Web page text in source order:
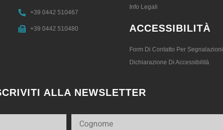
+39 0442 510467
+39 0442 510480
Info Legali
ACCESSIBILITÀ
Form Di Contatto Per Segnalazioni
Dichiarazione Di Accessibilità
ALLA NEWSLETTER